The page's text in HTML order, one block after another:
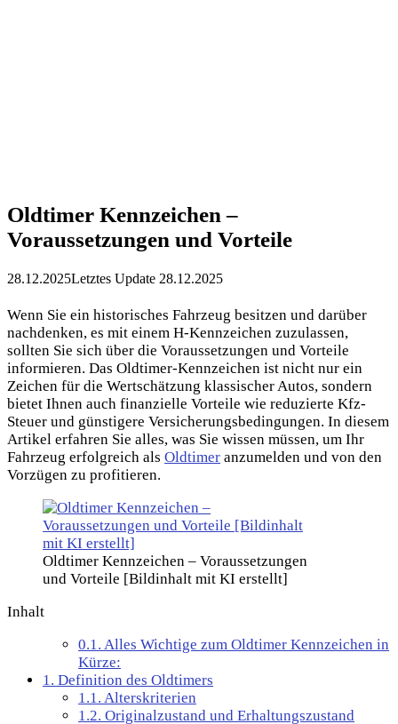
Oldtimer Kennzeichen –
Voraussetzungen und Vorteile
28.12.2025Letztes Update 28.12.2025
Wenn Sie ein historisches Fahrzeug besitzen und darüber
nachdenken, es mit einem H-Kennzeichen zuzulassen,
sollten Sie sich über die Voraussetzungen und Vorteile
informieren. Das Oldtimer-Kennzeichen ist nicht nur ein
Zeichen für die Wertschätzung klassischer Autos, sondern
bietet Ihnen auch finanzielle Vorteile wie reduzierte Kfz-
Steuer und günstigere Versicherungsbedingungen. In diesem
Artikel erfahren Sie alles, was Sie wissen müssen, um Ihr
Fahrzeug erfolgreich als Oldtimer anzumelden und von den
Vorzügen zu profitieren.
Oldtimer Kennzeichen – Voraussetzungen
und Vorteile [Bildinhalt mit KI erstellt]
Inhalt
0.1. Alles Wichtige zum Oldtimer Kennzeichen in
Kürze:
1. Definition des Oldtimers
1.1. Alterskriterien
1.2. Originalzustand und Erhaltungszustand